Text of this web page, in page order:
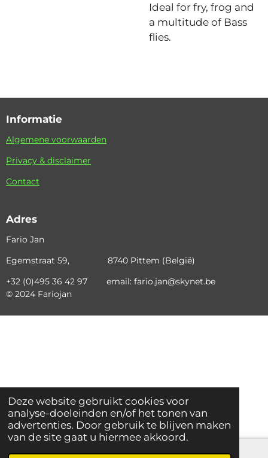
Deze website gebruikt cookies voor
analyse-doeleinden en/of het tonen van
advertenties. Door gebruik te blijven maken
van de site gaat u hiermee akkoord.
Ideal for fry, frog and
a multitude of Bass
flies.
Informatie
Algemene voorwaarden
Privacy & disclaimer
Contact
Adres
Fario Jan
Egemstraat 59, 8740 Pittem (België)
+32 (0)495 36 42 97 email: fario.jan@skynet.be
© 2024 Fariojan